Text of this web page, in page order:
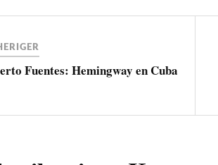
Fuentes: Hemingway en Cuba